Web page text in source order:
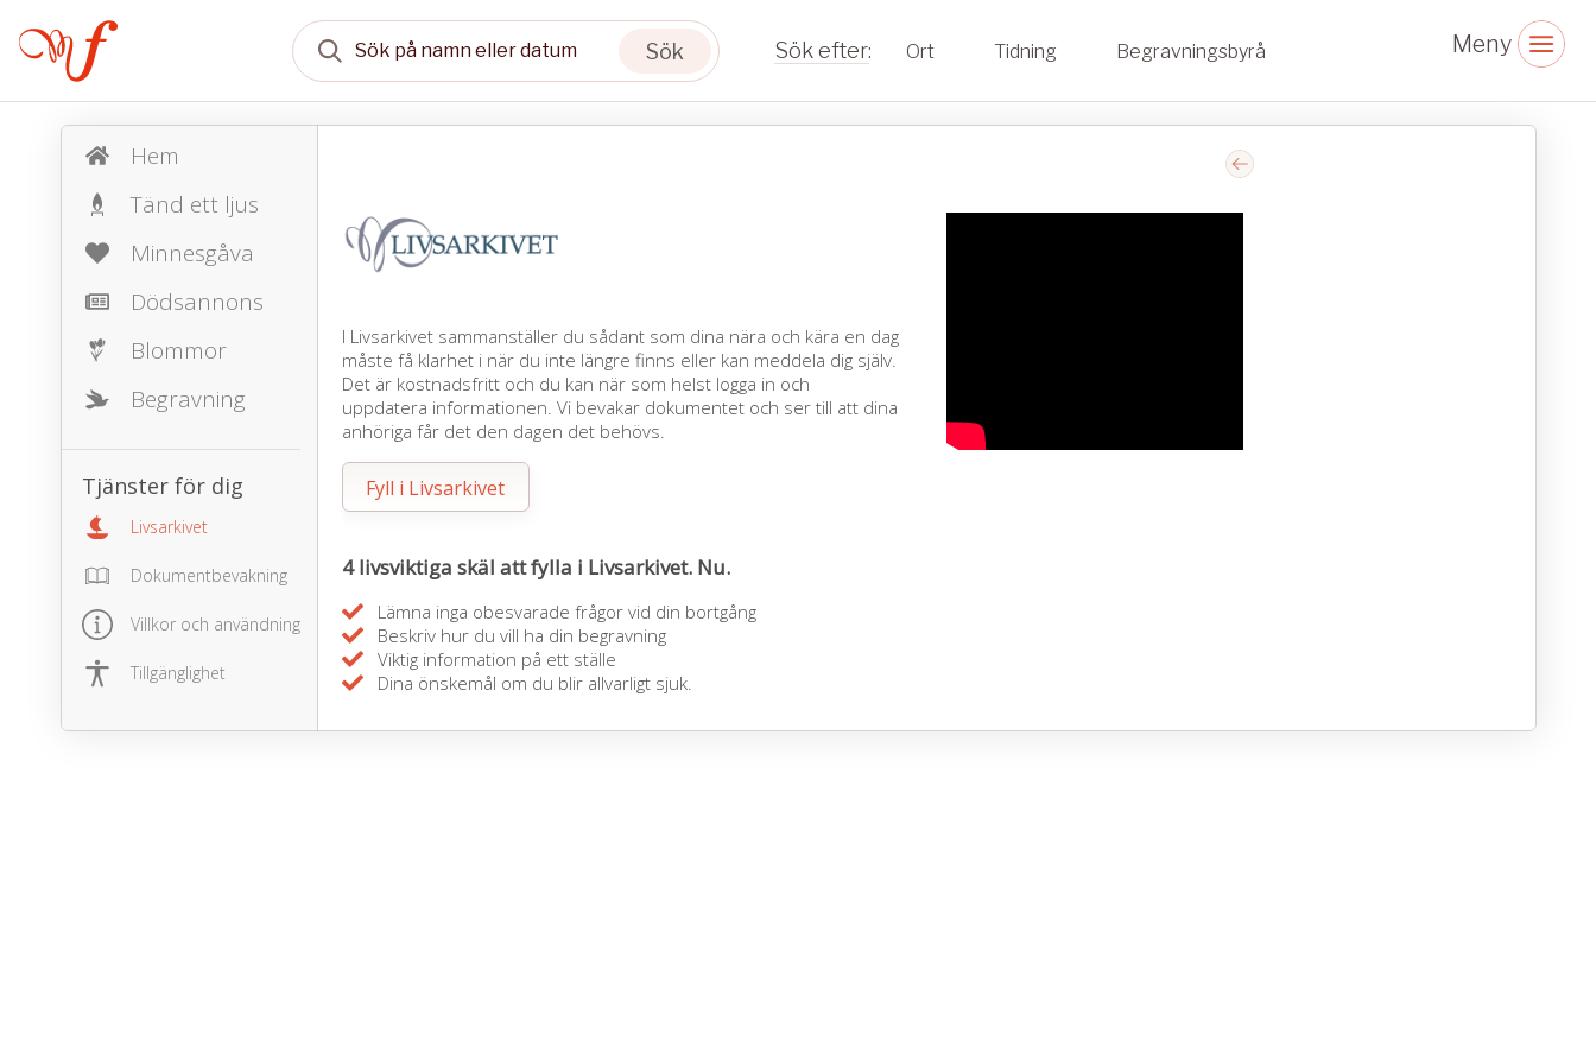
Sök Ort Tidning Begravningsbyrå
Hem
Tänd ett ljus
Minnesgåva
Dödsannons
Blommor
Begravning
Tjänster för dig
Livsarkivet
Dokumentbevakning
Villkor och användning
Tillgänglighet
I Livsarkivet sammanställer du sådant som dina nära och kära en dag
måste få klarhet i när du inte längre finns eller kan meddela dig själv.
Det är kostnadsfritt och du kan när som helst logga in och
uppdatera informationen. Vi bevakar dokumentet och ser till att dina
anhöriga får det den dagen det behövs.
Fyll i Livsarkivet
4 livsviktiga skäl att fylla i Livsarkivet. Nu.
Lämna inga obesvarade frågor vid din bortgång
Beskriv hur du vill ha din begravning
Viktig information på ett ställe
Dina önskemål om du blir allvarligt sjuk.